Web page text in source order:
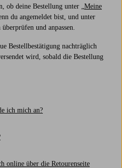
ob deine Bestellung unter „Meine
du angemeldet bist, und unter
und anpassen.
Bestellbestätigung nachträglich
wird, sobald die Bestellung
ich mich an?
online über die Retourenseite